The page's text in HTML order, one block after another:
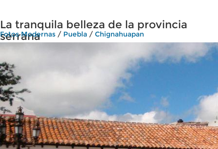
La tranquila belleza de la provincia
serrana
Fotos Modernas / Puebla / Chignahuapan